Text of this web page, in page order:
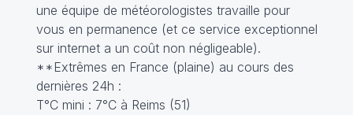
une équipe de météorologistes travaille pour
vous en permanence (et ce service exceptionnel
sur internet a un coût non négligeable).
**Extrêmes en France (plaine) au cours des
dernières 24h :
T°C mini : 7°C à Reims (51)